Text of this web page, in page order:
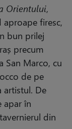
Orientului,
firesc,
bun prilej
precum
San Marco, cu
de pe
artistul. De
apar în
din